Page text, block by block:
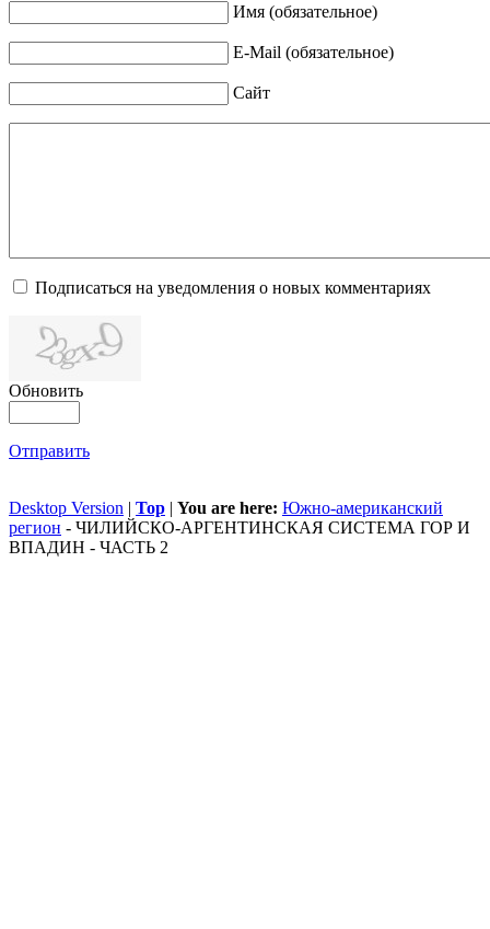
Имя (обязательное)
E-Mail (обязательное)
Сайт
Подписаться на уведомления о новых комментариях
Обновить
Отправить
Desktop Version | Top | You are here: Южно-американский
регион - ЧИЛИЙСКО-АРГЕНТИНСКАЯ СИСТЕМА ГОР И
ВПАДИН - ЧАСТЬ 2